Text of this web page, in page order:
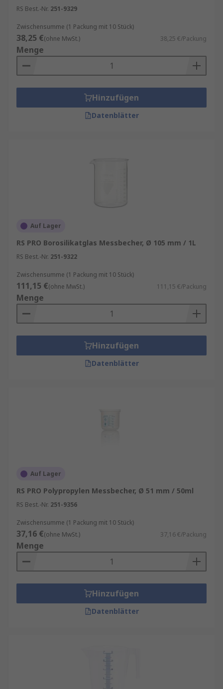
RS Best.-Nr. 251-9329
Zwischensumme (1 Packung mit 10 Stück)
38,25 €(ohne MwSt.) 38,25 €/Packung
Menge
Hinzufügen
Datenblätter
Auf Lager
RS PRO Borosilikatglas Messbecher, Ø 105 mm / 1L
RS Best.-Nr. 251-9322
Zwischensumme (1 Packung mit 10 Stück)
111,15 €(ohne MwSt.) 111,15 €/Packung
Menge
Hinzufügen
Datenblätter
Auf Lager
RS PRO Polypropylen Messbecher, Ø 51 mm / 50ml
RS Best.-Nr. 251-9356
Zwischensumme (1 Packung mit 10 Stück)
37,16 €(ohne MwSt.) 37,16 €/Packung
Menge
Hinzufügen
Datenblätter